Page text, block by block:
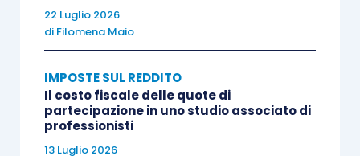
Sul piano pratico,i corrispettivida B&B non
imprenditoriale andranno indicati nel
colonna 2, del Modello REDDITI PF 2024, periodo
2023, mentre icosti specificamente inerentialla
produzione di tali redditi andranno indicati nella
22 Luglio 2026
di Filomena Maio
IMPOSTE SUL REDDITO
Il costo fiscale delle quote di
partecipazione in uno studio associato di
professionisti
13 Luglio 2026